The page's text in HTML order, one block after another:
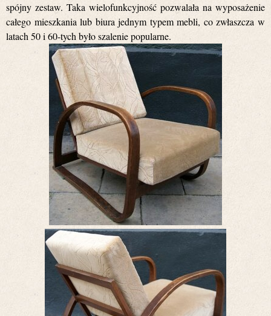
spójny zestaw. Taka wielofunkcyjność pozwalała na wyposażenie
całego mieszkania lub biura jednym typem mebli, co zwłaszcza w
latach 50 i 60-tych było szalenie popularne.